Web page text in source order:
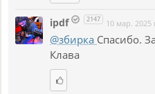
ipdf 2147 10 мар. 2025
@збирка Спасибо.
Клава